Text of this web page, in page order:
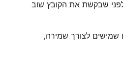
לפני שבקשת את הקובץ שוב
שמישים לצורך שמירה,